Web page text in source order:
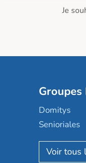
Je
Groupes
Domitys
Senioriales
Nohée
Les